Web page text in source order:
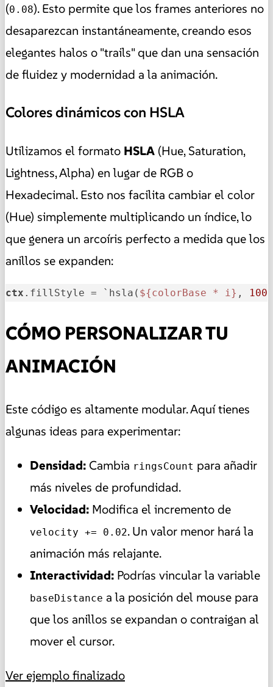
(0.08). Esto permite que los frames anteriores no
desaparezcan instantáneamente, creando esos
elegantes halos o "trails" que dan una sensación
de fluidez y modernidad a la animación.
Colores dinámicos con HSLA
Utilizamos el formato HSLA (Hue, Saturation,
Lightness, Alpha) en lugar de RGB o
Hexadecimal. Esto nos facilita cambiar el color
(Hue) simplemente multiplicando un índice, lo
que genera un arcoíris perfecto a medida que los
anillos se expanden:
ctx .fillStyle = `hsla( ${colorBase * i} , 100
CÓMO PERSONALIZAR TU
ANIMACIÓN
Este código es altamente modular. Aquí tienes
algunas ideas para experimentar:
Densidad: Cambia ringsCount para añadir
más niveles de profundidad.
Velocidad: Modifica el incremento de
velocity += 0.02. Un valor menor hará la
animación más relajante.
Interactividad: Podrías vincular la variable
baseDistance a la posición del mouse para
que los anillos se expandan o contraigan al
mover el cursor.
Ver ejemplo finalizado